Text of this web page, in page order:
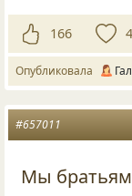
166
Опубликовала
#657011
Мы